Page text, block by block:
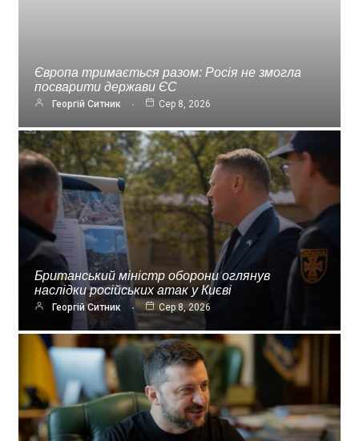
Європа тримається разом: Росія не змогла
посварити держави ЄС
Георгій Ситник Сер 8, 2026
Британський міністр оборони оглянув
наслідки російських атак у Києві
Георгій Ситник Сер 8, 2026